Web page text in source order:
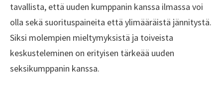
tavallista, että uuden kumppanin kanssa ilmassa voi
olla sekä suorituspaineita että ylimääräistä jännitystä.
Siksi molempien mieltymyksistä ja toiveista
keskusteleminen on erityisen tärkeää uuden
seksikumppanin kanssa.